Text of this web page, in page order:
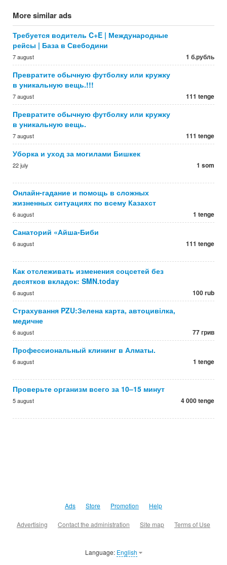
More similar ads
Требуется водитель C+E | Международные
рейсы | База в Свебодини
7 august 1 б.рубль
Превратите обычную футболку или кружку
в уникальную вещь.!!!
7 august 111 tenge
Превратите обычную футболку или кружку
в уникальную вещь.
7 august 111 tenge
Уборка и уход за могилами Бишкек
22 july 1 som
Онлайн-гадание и помощь в сложных
жизненных ситуациях по всему Казахст
6 august 1 tenge
Санаторий «Айша-Биби
6 august 111 tenge
Как отслеживать изменения соцсетей без
десятков вкладок: SMN.today
6 august 100 rub
Страхування PZU:Зелена карта, автоцивілка,
медичне
6 august 77 грив
Профессиональный клининг в Алматы.
6 august 1 tenge
Проверьте организм всего за 10–15 минут
5 august 4 000 tenge
Ads Store Promotion Help
Advertising Contact the administration Site map Terms of Use
Language: English